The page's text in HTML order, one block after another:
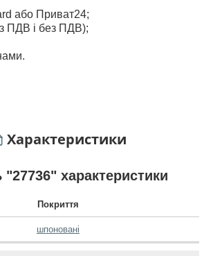
або Приват24;
ПДВ і без ПДВ);
Характеристики
характеристики
Покриття
шпоновані